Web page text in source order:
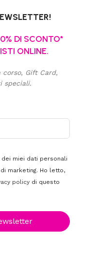
DI SCONTO*
ONLINE.
corso, Gift Card,
speciali.
miei dati personali
marketing. Ho letto,
policy di questo